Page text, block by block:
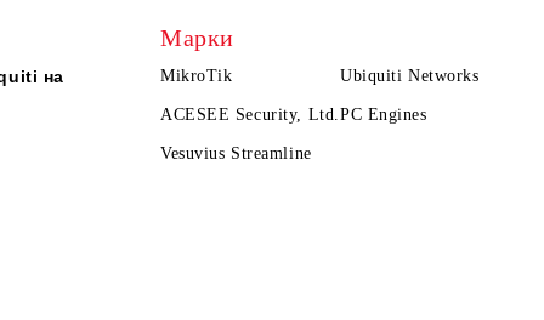
на
Марки
MikroTik Ubiquiti Networks
ACESEE Security, Ltd. PC Engines
Vesuvius Streamline